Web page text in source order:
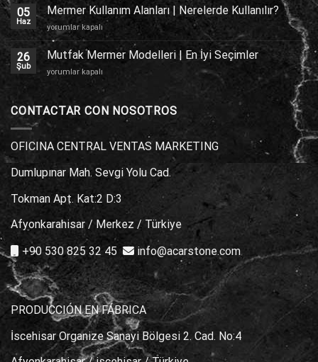
Kaplama
05
Haz
Mermer Kullanım Alanları | Nerelerde Kullanılır?
Mermer
Kullanım
Alanları
Nerelerde
yorumlar kapalı
26
Şub
Mutfak Mermer Modelleri | En İyi Seçimler
Mutfak
Mermer
|
Seçimler
yorumlar kapalı
CONTACTAR CON NOSOTROS
OFICINA CENTRAL VENTAS MARKETING
Dumlupınar Mah. Sevgi Yolu Cad.
Tokman Apt. Kat:2 D:3
Afyonkarahisar / Merkez / Türkiye
+90 530 825 32 45
info@acarstone.com
PRODUCCIÓN EN FÁBRICA
İscehisar Organize Sanayi Bölgesi 2. Cad. No:4